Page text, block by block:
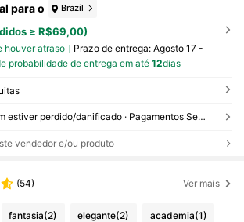
para o Brazil
≥ R$69,00)
houver atraso Prazo de entrega: Agosto 17 -
probabilidade de entrega em até 12dias
Reenviar se o item estiver perdido/danificado · Pagamentos Seguros · Proteção de privacidade
vendedor e/ou produto
(54) Ver mais
fantasia(2) elegante(2) academia(1)